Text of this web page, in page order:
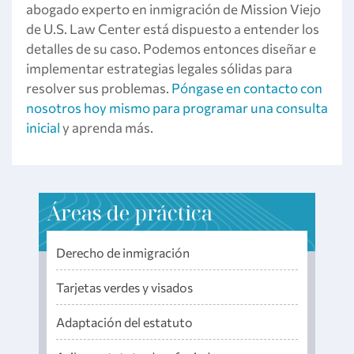
abogado experto en inmigración de Mission Viejo
de U.S. Law Center está dispuesto a entender los
detalles de su caso. Podemos entonces diseñar e
implementar estrategias legales sólidas para
resolver sus problemas. Póngase en contacto con
nosotros hoy mismo para programar una consulta
inicialy aprenda más.
Áreas de práctica
Derecho de inmigración
Tarjetas verdes y visados
Adaptación del estatuto